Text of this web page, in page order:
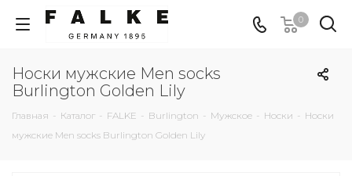
0
Носки мужские Men socks
Burlington Golden Lily
Главная - Каталог - FALKE - Burlington - Мужское - Носки - Носки
мужские Men socks Burlington Golden Lily